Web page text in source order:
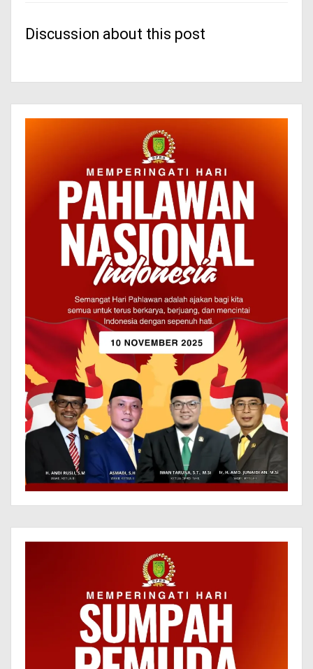
Discussion about this post